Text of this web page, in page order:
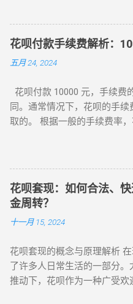
存在一定的风险，建议选择
三：朋友互助提现 如果身边
的花呗为他们付款，朋友随后
借呗功能，可以将花呗额度转
能将资金提取至银行卡，以
利息和还款期限。 方法五：
不可行，可以联系支付宝客
选择。客服人员能够提供专
的解决方案。 5. 还款和管理
时还款非常重要。支付宝会
时偿还花呗的欠款。...
护账户安全：要保护好自己
四、如何还款 自动还款：在
好还款方式，支付宝会自动从
花呗页面中选择“还款”，输入
总之，花呗是一种非常方便的
保护好自己的账户安全，合
对你有所帮助！
如何注册开通和使用蚂蚁花
输入“蚂蚁花呗”。 按照系统
协议和授权。 使用方法 ： 在
商家进行消费时，选择蚂蚁花
方式多样，可以选择全额还
如，小明在网上购物时，看
使用蚂蚁花呗支付了一笔
来了诸多便利： 提供了短期
费。 有助于建立良好的信用
市场中发挥着重要作用，为消
费便利。但在使用过程中，消
以维护良好的信用。 以上内
法可能会根据支付宝的更新
花呗付款手续费解析：
五月 24, 2024
花呗付款 10000 元，手续费
同。通常情况下，花呗的手
取的。 根据一般的手续费率
呗的手续费率可能会根据用
手续费可能会略高一些。商家
作为手续费，即 10000 元要
（10000*1%=100）。 还需注
的消费、还款等行为综合评估
避免轻信他人。 以上内容仅
宝的规定和实际交易为准。
相关的费用说明和注意事项
花呗套现：如何合法、
金周转？
十一月 15, 2024
花呗套现的概念与原理解析
了许多人日常生活的一部分
推动下，花呗作为一种广受